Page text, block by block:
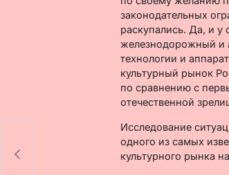
законодательных
раскупались. Да, и у
железнодорожный и
технологии и
культурный рынок
по сравнению с
отечественной
Исследование
одного из самых
культурного рынка